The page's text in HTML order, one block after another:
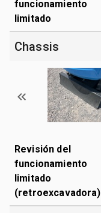
funcionamiento
limitado
Chassis
Revisión del
funcionamiento
limitado
(retroexcavadora)